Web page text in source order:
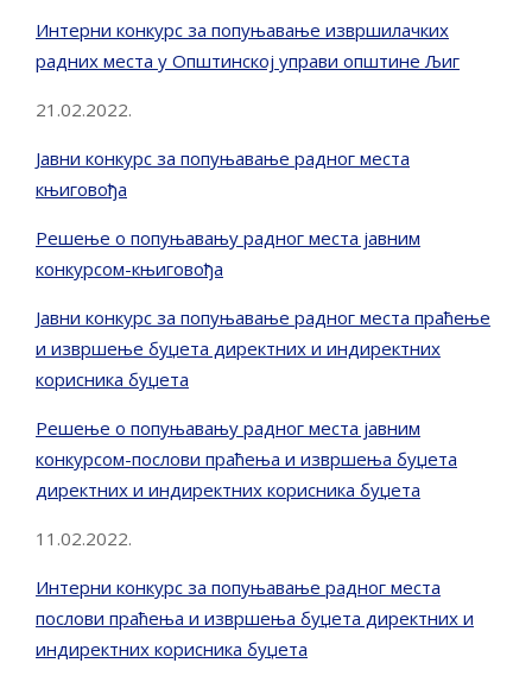
Интерни конкурс за попуњавање извршилачких
радних места у Општинској управи општине Љиг
21.02.2022.
Јавни конкурс за попуњавање радног места
књиговођа
Решење о попуњавању радног места јавним
конкурсом-књиговођа
Јавни конкурс за попуњавање радног места праћење
и извршење буџета директних и индиректних
корисника буџета
Решење о попуњавању радног места јавним
конкурсом-послови праћења и извршења буџета
директних и индиректних корисника буџета
11.02.2022.
Интерни конкурс за попуњавање радног места
послови праћења и извршења буџета директних и
индиректних корисника буџета